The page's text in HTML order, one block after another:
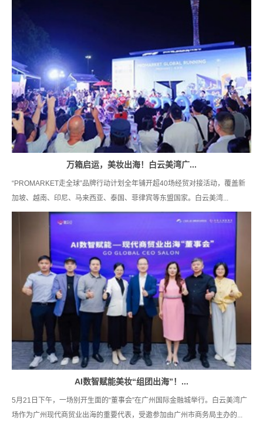
万箱启运，美妆出海！白云美湾广...
“PROMARKET走全球”品牌行动计划全年铺开超40场经贸对接活动，覆盖新
加坡、越南、印尼、马来西亚、泰国、菲律宾等东盟国家。白云美湾...
AI数智赋能美妆“组团出海”！...
5月21日下午，一场别开生面的“董事会”在广州国际金融城举行。白云美湾广
场作为广州现代商贸业出海的重要代表，受邀参加由广州市商务局主办的...